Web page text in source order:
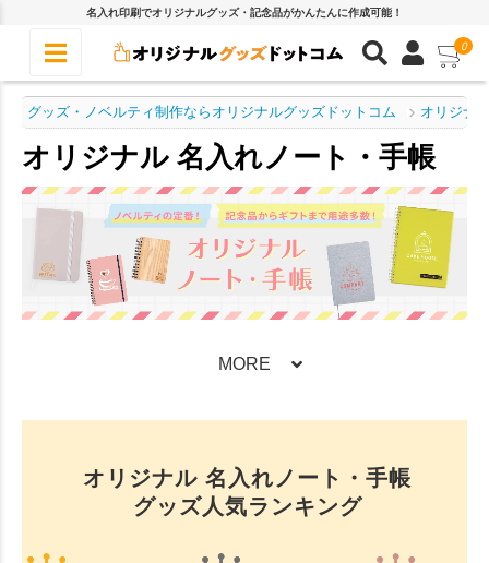
名入れ印刷でオリジナルグッズ・記念品がかんたんに作成可能！
0
グッズ・ノベルティ制作ならオリジナルグッズドットコム オリジナ
オリジナル 名入れノート・手帳
MORE
オリジナル 名入れノート・手帳
グッズ人気ランキング